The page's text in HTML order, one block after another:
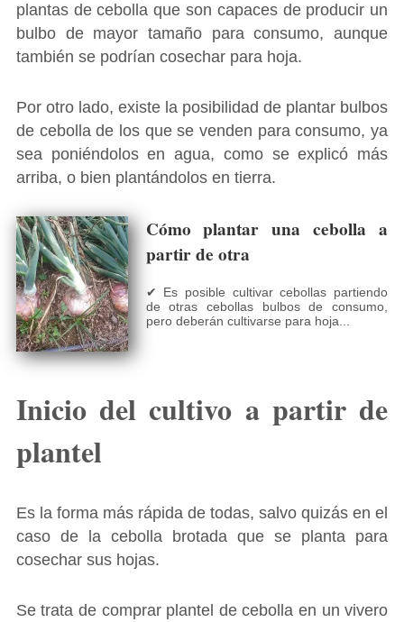
plantas de cebolla que son capaces de producir un
bulbo de mayor tamaño para consumo, aunque
también se podrían cosechar para hoja.
Por otro lado, existe la posibilidad de plantar bulbos
de cebolla de los que se venden para consumo, ya
sea poniéndolos en agua, como se explicó más
arriba, o bien plantándolos en tierra.
Cómo plantar una cebolla a
partir de otra
✔ Es posible cultivar cebollas partiendo
de otras cebollas bulbos de consumo,
pero deberán cultivarse para hoja...
Inicio del cultivo a partir de
plantel
Es la forma más rápida de todas, salvo quizás en el
caso de la cebolla brotada que se planta para
cosechar sus hojas.
Se trata de comprar plantel de cebolla en un vivero